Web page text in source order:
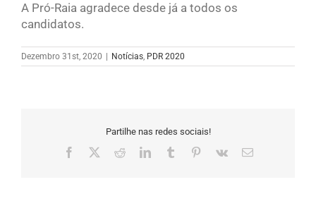
A Pró-Raia agradece desde já a todos os
candidatos.
Dezembro 31st, 2020 Notícias, PDR 2020
Partilhe nas redes sociais!
Facebook RedditLinkedInTumblr Pinterest
Vk
Email